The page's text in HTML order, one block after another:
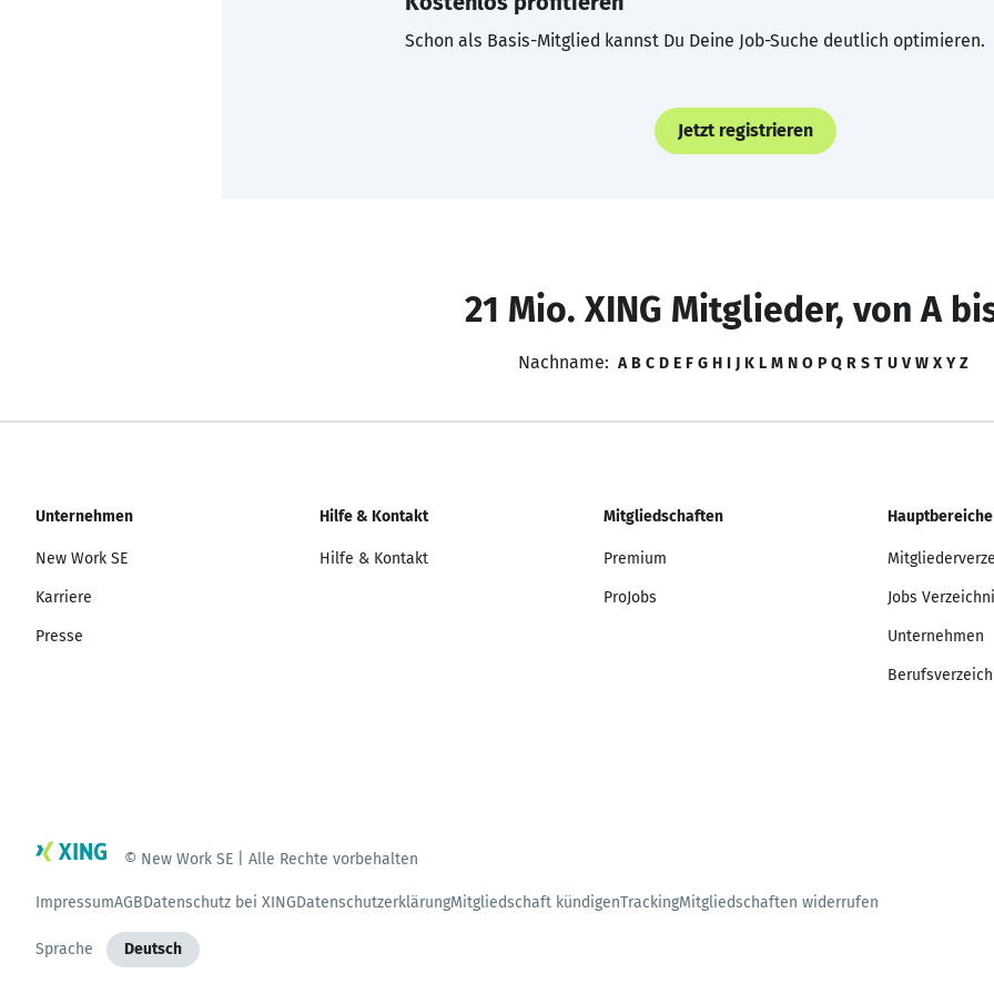
Schon als Basis-Mitglied kannst Du Deine Job-Suche deutlich optimieren.
Jetzt registrieren
21 Mio. XING Mitglieder, von A
Nachname: A B C D E F G H I J K L M N O P Q R S T U V W X Y Z
Unternehmen
New Work SE
Karriere
Presse
Hilfe & Kontakt
Hilfe & Kontakt
Mitgliedschaften
Premium
ProJobs
Hauptbereiche
Jobs
Unternehmen
© New Work SE | Alle Rechte vorbehalten
ImpressumAGBDatenschutz bei XINGDatenschutzerklärungMitgliedschaft kündigenTrackingMitgliedschaften widerrufen
Sprache Deutsch